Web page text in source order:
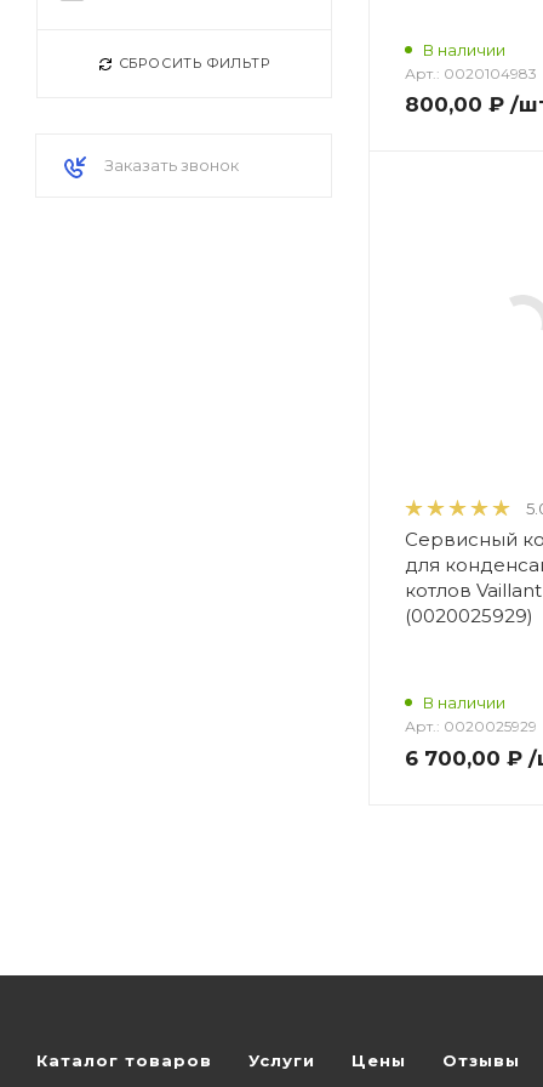
СБРОСИТЬ ФИЛЬТР
Заказать звонок
В наличии
Арт.: 0020104983
800,00 ₽ /
Сервисный
для
котлов Vaillant
(0020025929)
В наличии
Арт.: 0020025929
6 700,00 ₽ /
Каталог товаров Услуги Цены Отзывы